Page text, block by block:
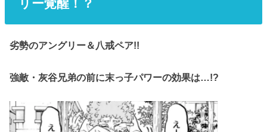
リー覚醒！？
劣勢のアングリー＆八戒ペア!!
強敵・灰谷兄弟の前に末っ子パワーの効果は…!?